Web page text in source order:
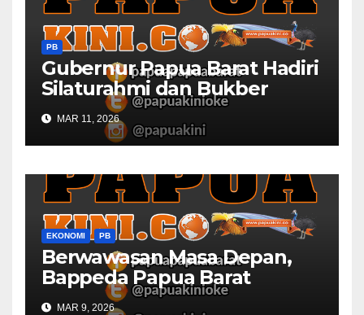
PB
Gubernur Papua Barat Hadiri
Silaturahmi dan Bukber
Bersama DPR RI dan
Mendagri di IPDN
MAR 11, 2026
EKONOMI PB
Berwawasan Masa Depan,
Bappeda Papua Barat
Konsultasi Publik RKPD 2027
MAR 9, 2026